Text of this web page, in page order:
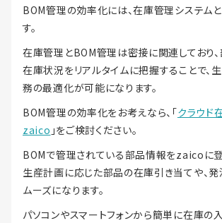
BOM管理の効率化には、在庫管理システム
す。
在庫管理とBOM管理は密接に関連しており
在庫状況をリアルタイムに把握することで、
務の最適化が可能になります。
BOM管理の効率化をお考えなら、「クラウド
zaico 」をご検討ください。
BOMで管理されている部品情報をzaicoに登
生産計画に応じた部品の在庫引き当てや、
ムーズになります。
パソコンやスマートフォンから簡単に在庫の